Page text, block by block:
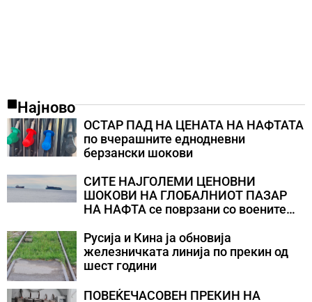
Најново
ОСТАР ПАД НА ЦЕНАТА НА НАФТАТА
по вчерашните еднодневни
берзански шокови
СИТЕ НАЈГОЛЕМИ ЦЕНОВНИ
ШОКОВИ НА ГЛОБАЛНИОТ ПАЗАР
НА НАФТА се поврзани со воените
Русија и Кина ја обновија
железничката линија по прекин од
шест години
ПОВЕЌЕЧАСОВЕН ПРЕКИН НА